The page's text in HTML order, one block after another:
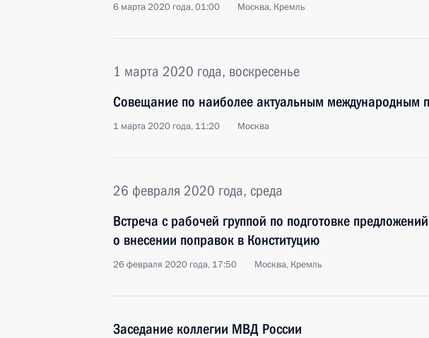
6 марта 2020 года, 01:00 Москва, Кремль
1 марта 2020 года, воскресенье
Совещание по наиболее актуальным международным
1 марта 2020 года, 11:20 Москва
26 февраля 2020 года, среда
Встреча с рабочей группой по подготовке предложений
о внесении поправок в Конституцию
26 февраля 2020 года, 17:50 Москва, Кремль
Заседание коллегии МВД России